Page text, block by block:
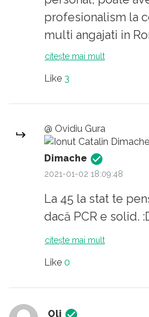
credeti ca veti vedea
si in slapi ca e prea cald??
îmbrace în
polițist, medicul în
profesionalism la
multi angajati in
sa isi schimbe
mult prea batran
se recurge la
la stat cu
post de muncitor
abureala aia cu
citește mai mult
Like 3
@ Ovidiu Gura
Dimache
2021-01-02 18:09:48
La 45 la stat te
dacă PCR e solid.
citește mai mult
Like 0
Oli